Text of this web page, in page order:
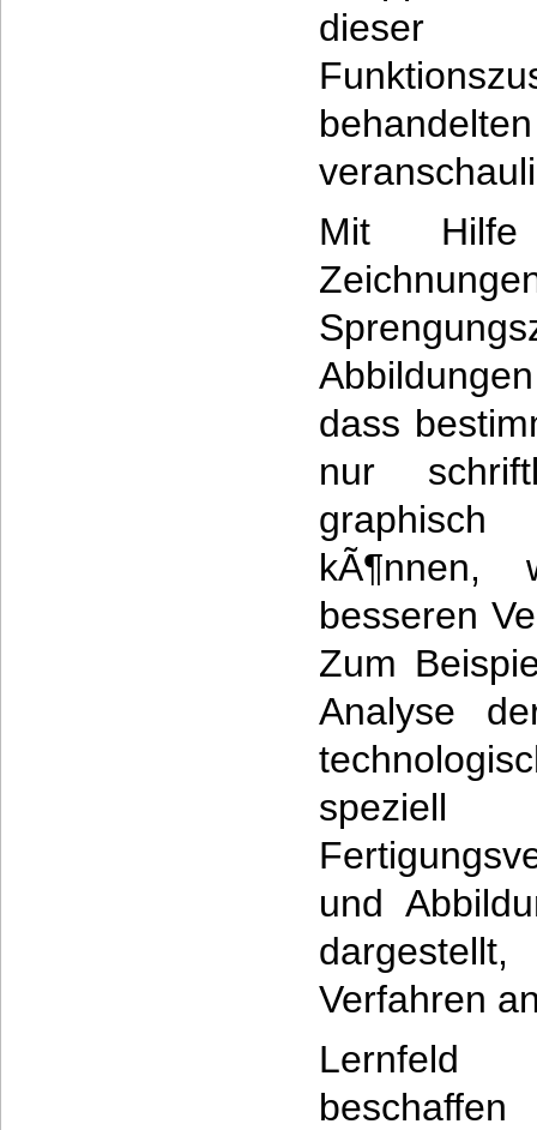
Mit Hilfe
dass
nur
kÃ¶nnen,
besseren
Zum
Analyse
speziell
und
Verfahren
Lernfeld